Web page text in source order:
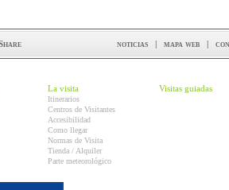
noticias | mapa web |
La visita
Itinerarios
Centros de Visitantes
Accesibilidad
Como llegar
Normas de Visita
Tienda / Alquiler
Parte meteorológico
Visitas guiadas